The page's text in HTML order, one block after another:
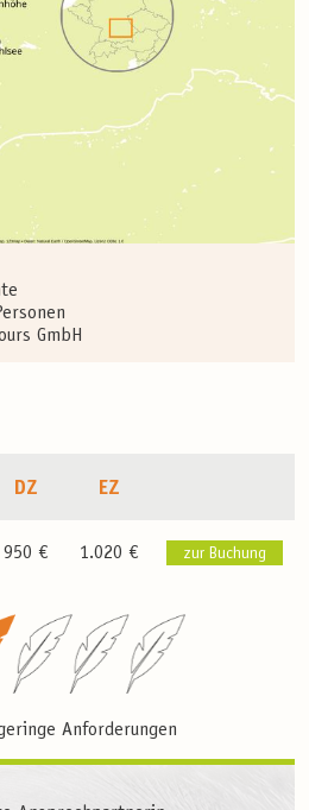
GmbH
DZ EZ
950 € 1.020 € zur Buchung
Anforderungen